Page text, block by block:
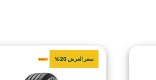
سعر العرض 20%